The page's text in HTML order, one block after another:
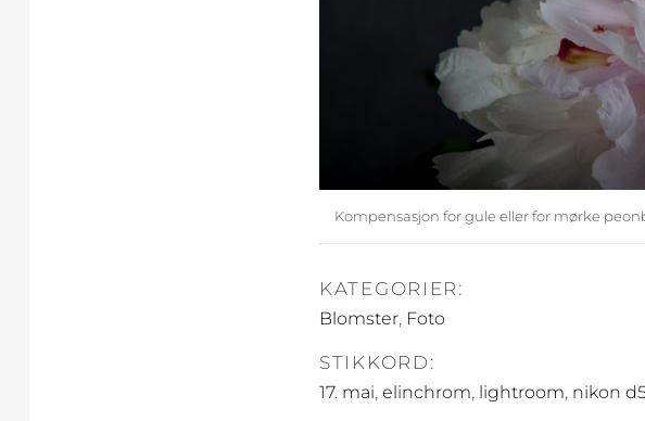
Kompensasjon for gule eller for mørke
KATEGORIER:
Blomster, Foto
STIKKORD:
17. mai, elinchrom, lightroom, nikon